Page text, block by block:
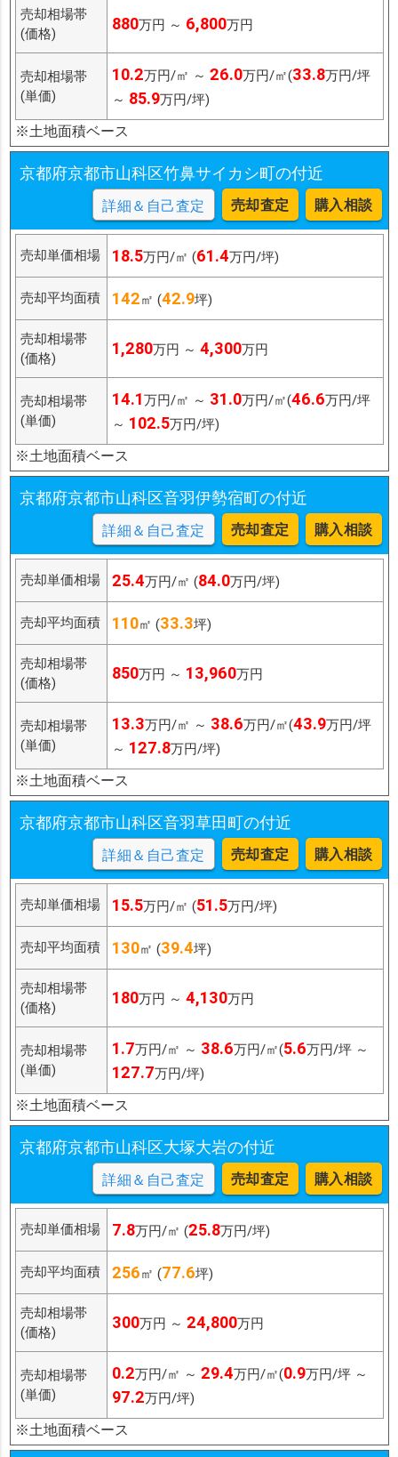
売却相場帯
(価格)
880万円 ～ 6,800万円
売却相場帯
(単価)
10.2万円/㎡ ～ 26.0万円/㎡(33.8万円/坪
～ 85.9万円/坪)
※土地面積ベース
京都府京都市山科区竹鼻サイカシ町の付近
詳細＆自己査定 売却査定 購入相談
売却単価相場 18.5万円/㎡ (61.4万円/坪)
売却平均面積 142㎡ (42.9坪)
売却相場帯
(価格)
1,280万円 ～ 4,300万円
売却相場帯
(単価)
14.1万円/㎡ ～ 31.0万円/㎡(46.6万円/坪
～ 102.5万円/坪)
※土地面積ベース
京都府京都市山科区音羽伊勢宿町の付近
詳細＆自己査定 売却査定 購入相談
売却単価相場 25.4万円/㎡ (84.0万円/坪)
売却平均面積 110㎡ (33.3坪)
売却相場帯
(価格)
850万円 ～ 13,960万円
売却相場帯
(単価)
13.3万円/㎡ ～ 38.6万円/㎡(43.9万円/坪
～ 127.8万円/坪)
※土地面積ベース
京都府京都市山科区音羽草田町の付近
詳細＆自己査定 売却査定 購入相談
売却単価相場 15.5万円/㎡ (51.5万円/坪)
売却平均面積 130㎡ (39.4坪)
売却相場帯
(価格)
180万円 ～ 4,130万円
売却相場帯
(単価)
1.7万円/㎡ ～ 38.6万円/㎡(5.6万円/坪 ～
127.7万円/坪)
※土地面積ベース
京都府京都市山科区大塚大岩の付近
詳細＆自己査定 売却査定 購入相談
売却単価相場 7.8万円/㎡ (25.8万円/坪)
売却平均面積 256㎡ (77.6坪)
売却相場帯
(価格)
300万円 ～ 24,800万円
売却相場帯
(単価)
0.2万円/㎡ ～ 29.4万円/㎡(0.9万円/坪 ～
97.2万円/坪)
※土地面積ベース